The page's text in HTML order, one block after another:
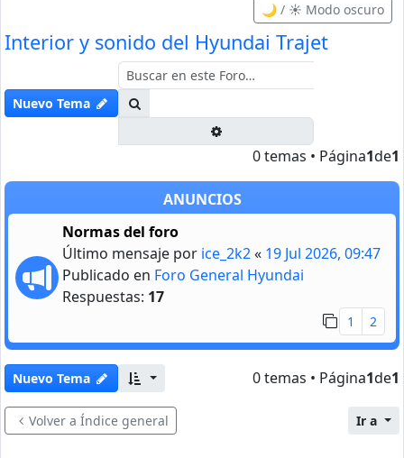
🌙 / ☀️ Modo oscuro
Interior y sonido del Hyundai Trajet
Nuevo Tema
0 temas • Página1de1
ANUNCIOS
Normas del foro
Último mensaje por ice_2k2« 19 Jul 2026, 09:47
Publicado en Foro General Hyundai
Respuestas: 17
1 2
Nuevo Tema 0 temas • Página1de1
Volver a Índice general Ir a